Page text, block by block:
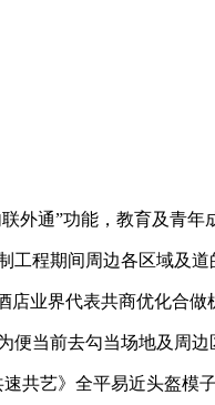
通”功能，教育及青年
程期间周边各区域及道
界代表共商优化合做
当前去勾当场地及周边
艺》全平易近头盔模子